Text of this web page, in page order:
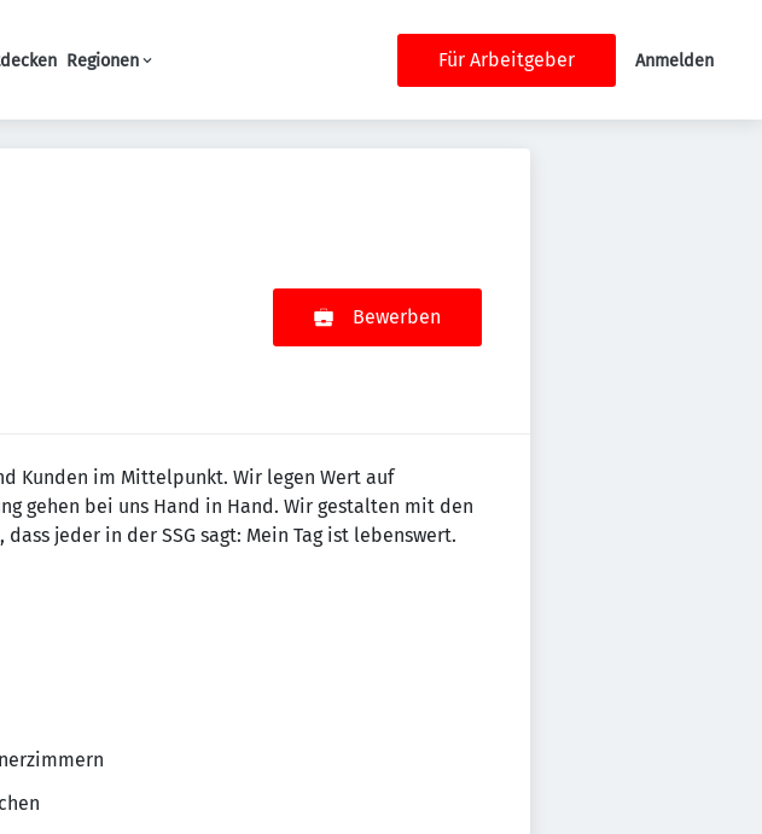
Regionen Für Arbeitgeber Anmelden
Bewerben
Kunden im Mittelpunkt. Wir legen Wert auf
gehen bei uns Hand in Hand. Wir gestalten mit den
jeder in der SSG sagt: Mein Tag ist lebenswert.